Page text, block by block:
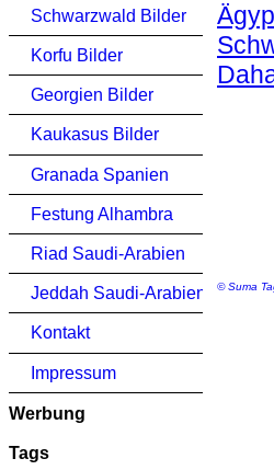
Schwarzwald Bilder
Korfu Bilder
Georgien Bilder
Kaukasus Bilder
Granada Spanien
Festung Alhambra
Riad Saudi-Arabien
Jeddah Saudi-Arabien
Kontakt
Impressum
Werbung
Tags
© Suma